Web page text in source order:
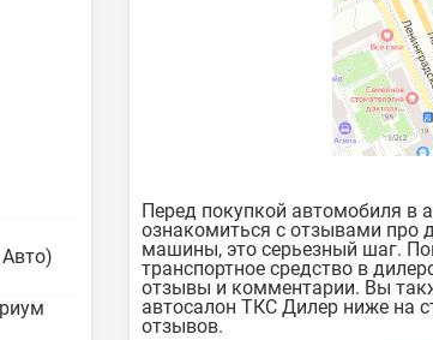
Перед покупкой автомобиля в
ознакомиться с отзывами про
машины, это серьезный шаг.
транспортное средство в
отзывы и комментарии. Вы
автосалон ТКС Дилер ниже на
отзывов.